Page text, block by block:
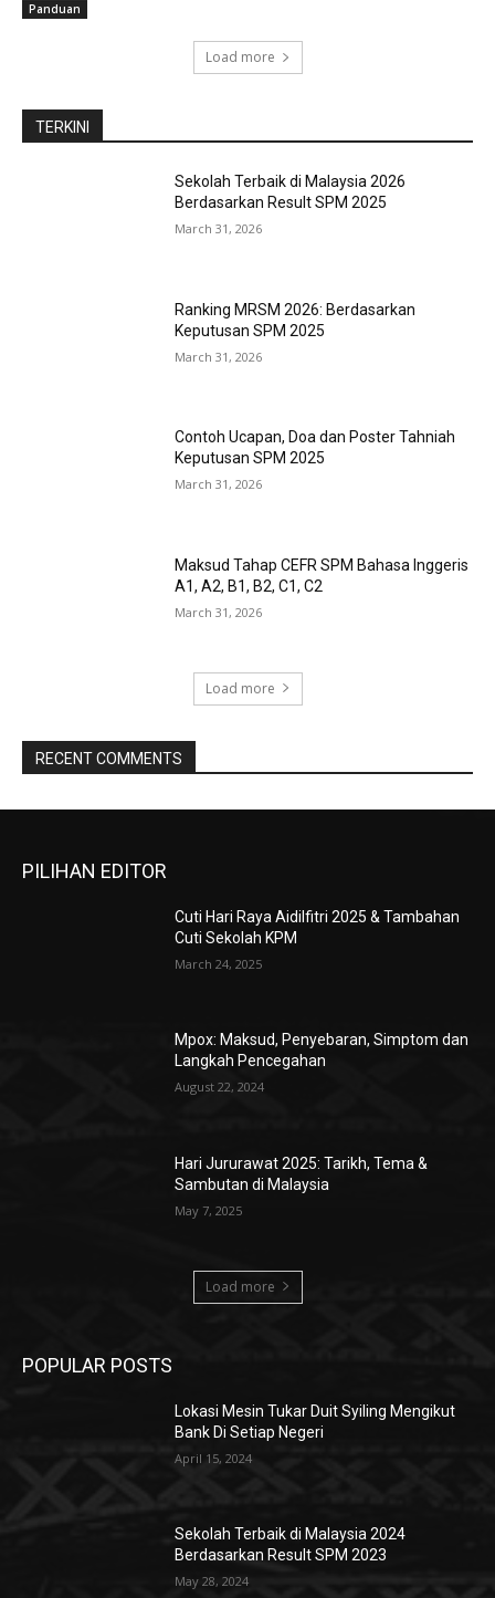
Panduan
Load more
TERKINI
Sekolah Terbaik di Malaysia 2026
Berdasarkan Result SPM 2025
March 31, 2026
Ranking MRSM 2026: Berdasarkan
Keputusan SPM 2025
March 31, 2026
Contoh Ucapan, Doa dan Poster Tahniah
Keputusan SPM 2025
March 31, 2026
Maksud Tahap CEFR SPM Bahasa Inggeris
A1, A2, B1, B2, C1, C2
March 31, 2026
Load more
RECENT COMMENTS
PILIHAN EDITOR
Cuti Hari Raya Aidilfitri 2025 & Tambahan
Cuti Sekolah KPM
March 24, 2025
Mpox: Maksud, Penyebaran, Simptom dan
Langkah Pencegahan
August 22, 2024
Hari Jururawat 2025: Tarikh, Tema &
Sambutan di Malaysia
May 7, 2025
Load more
POPULAR POSTS
Lokasi Mesin Tukar Duit Syiling Mengikut
Bank Di Setiap Negeri
April 15, 2024
Sekolah Terbaik di Malaysia 2024
Berdasarkan Result SPM 2023
May 28, 2024